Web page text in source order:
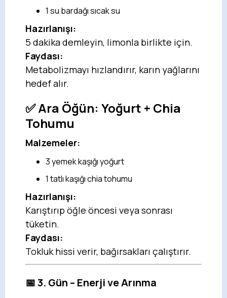
1 su bardağı sıcak su
Hazırlanışı:
5 dakika demleyin, limonla birlikte için.
Faydası:
Metabolizmayı hızlandırır, karın yağlarını
hedef alır.
✅ Ara Öğün: Yoğurt + Chia
Tohumu
Malzemeler:
3 yemek kaşığı yoğurt
1 tatlı kaşığı chia tohumu
Hazırlanışı:
Karıştırıp öğle öncesi veya sonrası
tüketin.
Faydası:
Tokluk hissi verir, bağırsakları çalıştırır.
📅 3. Gün – Enerji ve Arınma